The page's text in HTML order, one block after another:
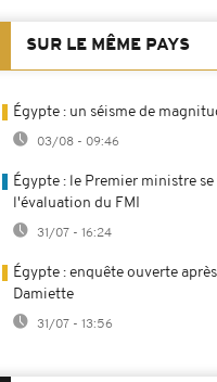
SUR LE MÊME PAYS
Égypte : un séisme de
03/08 - 09:46
Égypte : le Premier ministre
l'évaluation du FMI
31/07 - 16:24
Égypte : enquête ouverte
Damiette
31/07 - 13:56